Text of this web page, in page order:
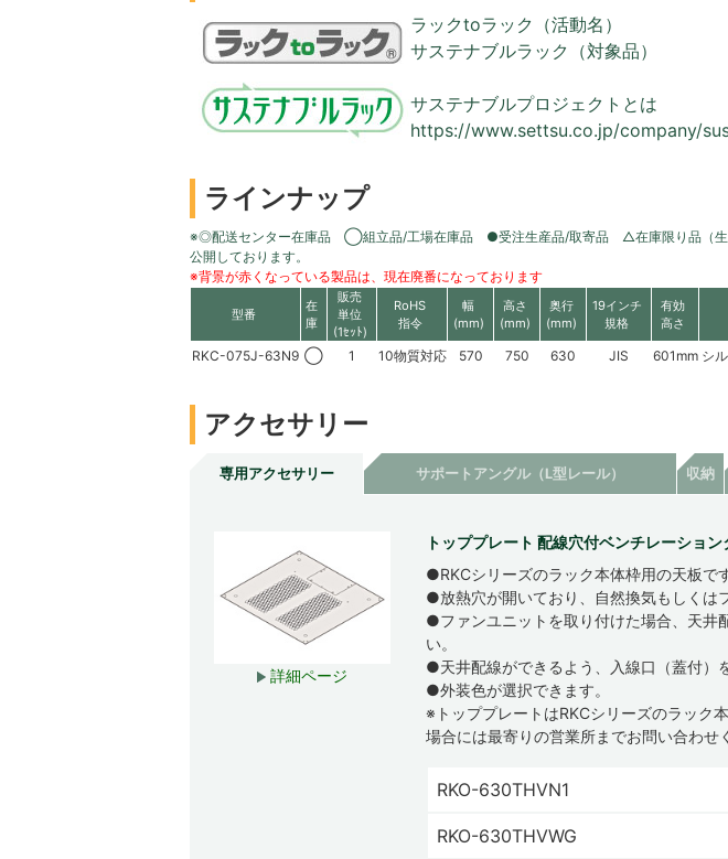
ラックtoラック（活動名）
サステナブルラック（対象品）
サステナブルプロジェクトとは
https://www.settsu.co.jp/company/
ラインナップ
※◎配送センター在庫品 ◯組立品/工場在庫品 ●受注生産品/取寄品 △在庫限り品（生
公開しております。
※背景が赤くなっている製品は、現在廃番になっております
型番
在
庫
販売
単位
(1ｾｯﾄ)
RoHS
指令
幅
(mm)
高さ
(mm)
奥行
(mm)
19インチ
規格
有効
高さ
RKC-075J-63N9 ◯ 1 10物質対応 570 750 630 JIS 601mm シ
アクセサリー
専用アクセサリー サポートアングル（L型レール） 収納
詳細ページ
トッププレート 配線穴付ベンチレーショ
●RKCシリーズのラック本体枠用の天板です
●放熱穴が開いており、自然換気もしくは
●ファンユニットを取り付けた場合、天井
い。
●天井配線ができるよう、入線口（蓋付）
●外装色が選択できます。
※トッププレートはRKCシリーズのラック
場合には最寄りの営業所までお問い合わせ
RKO-630THVN1
RKO-630THVWG